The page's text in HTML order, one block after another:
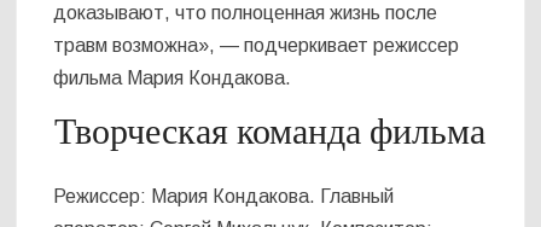
доказывают, что полноценная жизнь после
травм возможна», — подчеркивает режиссер
фильма Мария Кондакова.
Творческая команда фильма
Режиссер: Мария Кондакова. Главный